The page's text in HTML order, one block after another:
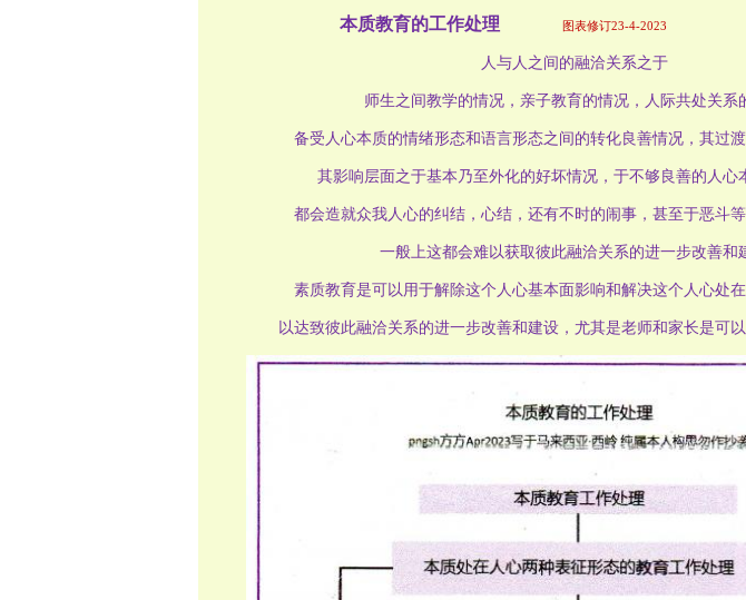
本质教育的工作处理 图表修订23-4-2023
人与人之间的融洽关系之于
师生之间教学的情况，亲子教育的情况，人际共处关系
备受人心本质的情绪形态和语言形态之间的转化良善情况，其过
其影响层面之于基本乃至外化的好坏情况，于不够良善的人心
都会造就众我人心的纠结，心结，还有不时的闹事，甚至于恶斗等
一般上这都会难以获取彼此融洽关系的进一步改善和
素质教育是可以用于解除这个人心基本面影响和解决这个人心处
以达致彼此融洽关系的进一步改善和建设，尤其是老师和家长是可